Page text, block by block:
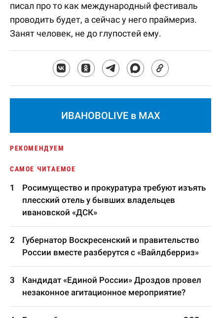
писал про то как международный фестиваль
проводить будет, а сейчас у него праймериз.
Занят человек, не до глупостей ему.
ИВАНОВОLIVE в MAX
РЕКОМЕНДУЕМ
САМОЕ ЧИТАЕМОЕ
Росимущество и прокуратура требуют изъять
плесский отель у бывших владельцев
ивановской «ДСК»
Губернатор Воскресенский и правительство
России вместе разберутся с «Вайлдберриз»
Кандидат «Единой России» Дроздов провел
незаконное агитационное мероприятие?